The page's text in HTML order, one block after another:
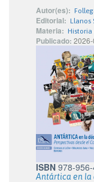
Autor(es):
Editorial: Llanos
Materia: Historia
Publicado: 2026-
ISBN 978-
Antártica en la